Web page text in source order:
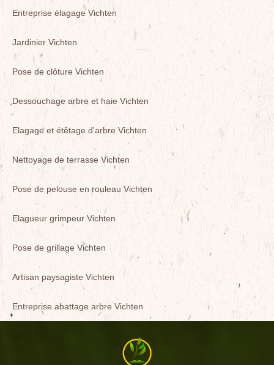
Entreprise élagage Vichten
Jardinier Vichten
Pose de clôture Vichten
Dessouchage arbre et haie Vichten
Elagage et étêtage d'arbre Vichten
Nettoyage de terrasse Vichten
Pose de pelouse en rouleau Vichten
Elagueur grimpeur Vichten
Pose de grillage Vichten
Artisan paysagiste Vichten
Entreprise abattage arbre Vichten